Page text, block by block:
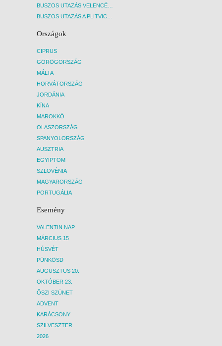
Országok
CIPRUS
GÖRÖGORSZÁG
MÁLTA
HORVÁTORSZÁG
JORDÁNIA
KÍNA
MAROKKÓ
OLASZORSZÁG
SPANYOLORSZÁG
AUSZTRIA
EGYIPTOM
SZLOVÉNIA
MAGYARORSZÁG
PORTUGÁLIA
Esemény
VALENTIN NAP
MÁRCIUS 15
HÚSVÉT
PÜNKÖSD
AUGUSZTUS 20.
OKTÓBER 23.
ŐSZI SZÜNET
ADVENT
KARÁCSONY
SZILVESZTER
2026